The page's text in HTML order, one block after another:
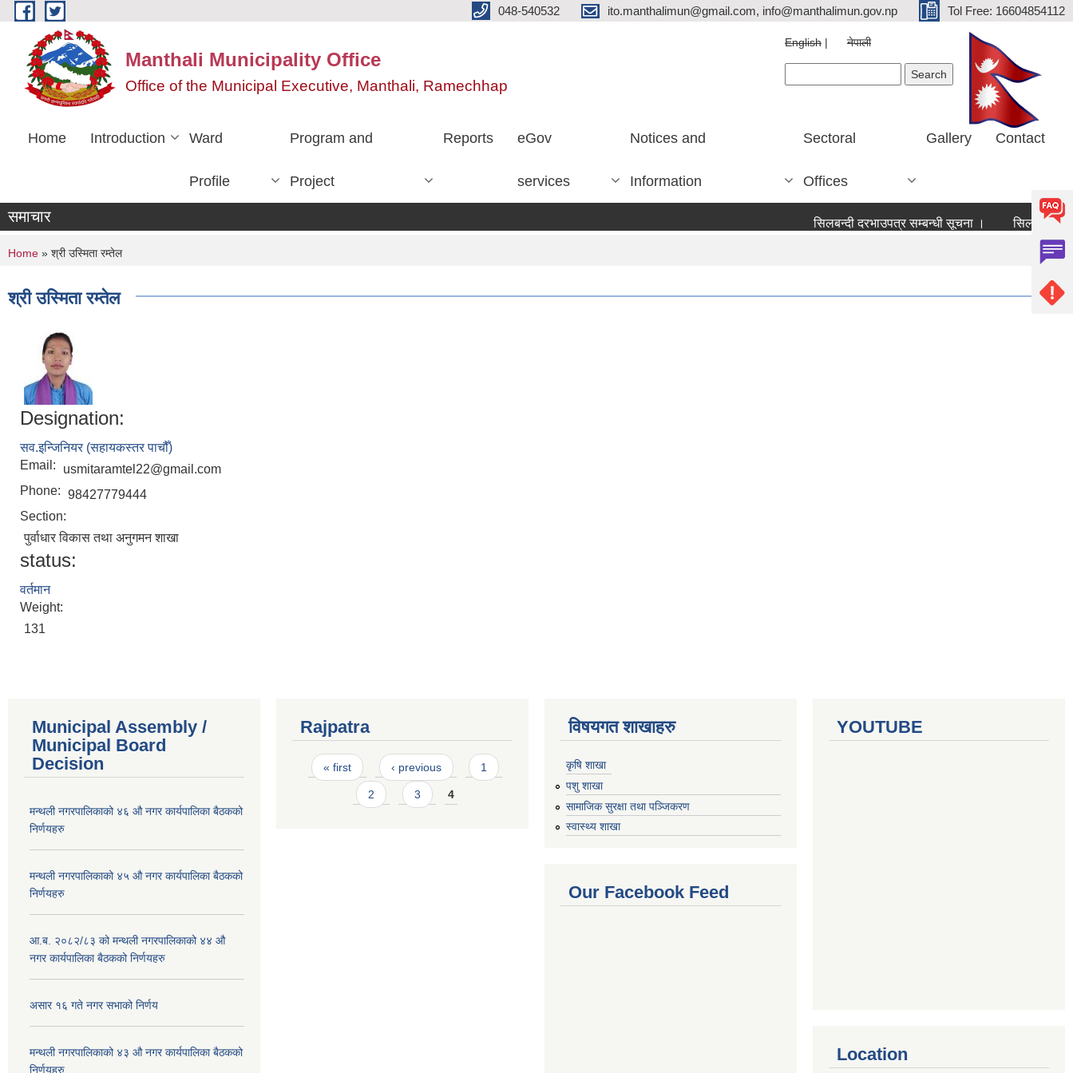
Skip to main content 048-540532 ito.manthalimun@gmail.com, info@manthalimun.gov.np Tol Free: 16604854112
Manthali Municipality Office
Office of the Municipal Executive, Manthali, Ramechhap
English नेपाली
Home Introduction Ward
Profile
Program and
Project
Reports eGov
services
Notices and
Information
Sectoral
Offices
Gallery Contact
समाचार सिलबन्दी दरभाउपत्र सम्बन्धी सूचना । सिलबन्दी
You are here
Home » श्री उस्मिता रम्तेल
श्री उस्मिता रम्तेल
Designation:
सव.इन्जिनियर (सहायकस्तर पाचौँ)
Email:
usmitaramtel22@gmail.com
Phone: 98427779444
Section:
पुर्वाधार विकास तथा अनुगमन शाखा
status:
वर्तमान
Weight:
131
Municipal Assembly /
Municipal Board
Decision
मन्थली नगरपालिकाको ४६ औ नगर कार्यपालिका बैठकको
निर्णयहरु
मन्थली नगरपालिकाको ४५ औ नगर कार्यपालिका बैठकको
निर्णयहरु
आ.ब. २०८२/८३ को मन्थली नगरपालिकाको ४४ औ
नगर कार्यपालिका बैठकको निर्णयहरु
असार १६ गते नगर सभाको निर्णय
मन्थली नगरपालिकाको ४३ औ नगर कार्यपालिका बैठकको
निर्णयहरु
Rajpatra
Pages
« first ‹ previous 1
2 3 4
विषयगत शाखाहरु
कृषि शाखा
पशु शाखा
सामाजिक सुरक्षा तथा पञ्जिकरण
स्वास्थ्य शाखा
Our Facebook Feed
YOUTUBE
Location